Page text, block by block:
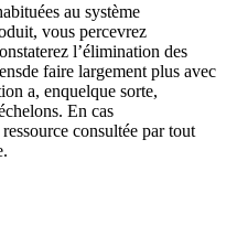
au système
vous percevrez
l’élimination des
faire largement plus avec
a, enquelque sorte,
En cas
consultée par tout